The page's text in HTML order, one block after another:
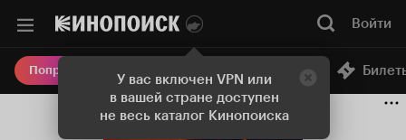
У вас включен VPN или
в вашей стране доступен
не весь каталог Кинопоиска
Войти
Попробовать Плюс Онлайн-кинотеатр